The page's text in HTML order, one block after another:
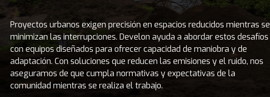
Proyectos urbanos exigen precisión en espacios reducidos mientras se
minimizan las interrupciones. Develon ayuda a abordar estos desafíos
con equipos diseñados para ofrecer capacidad de maniobra y de
adaptación. Con soluciones que reducen las emisiones y el ruido, nos
aseguramos de que cumpla normativas y expectativas de la
comunidad mientras se realiza el trabajo.